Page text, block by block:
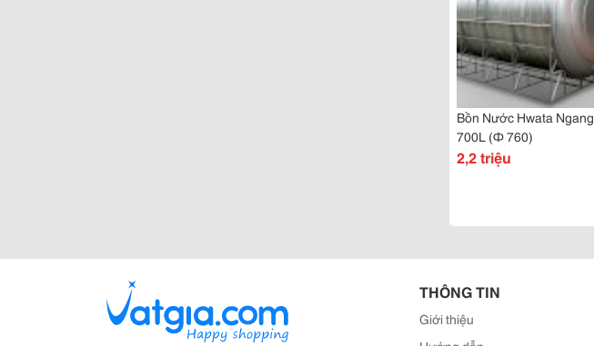
Bồn Nước Hwata Ngang
700L (Ф 760)
2,2 triệu
THÔNG TIN
Giới thiệu